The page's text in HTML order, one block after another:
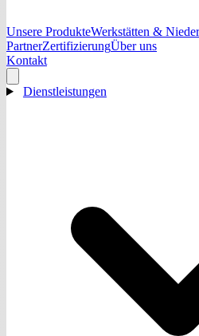
Unsere ProdukteWerkstätten &
PartnerZertifizierungÜber uns
Kontakt
Dienstleistungen